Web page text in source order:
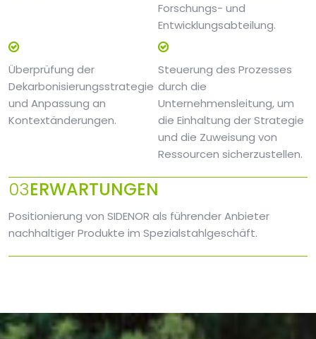
Forschungs- und
Entwicklungsabteilung.
Überprüfung der
Dekarbonisierungsstrategie
und Anpassung an
Kontextänderungen.
Steuerung des Prozesses
durch die
Unternehmensleitung, um
die Einhaltung der Strategie
und die Zuweisung von
Ressourcen sicherzustellen.
03ERWARTUNGEN
Positionierung von SIDENOR als führender Anbieter
nachhaltiger Produkte im Spezialstahlgeschäft.